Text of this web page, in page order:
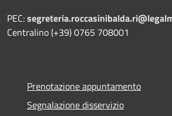
PEC:
Centralino (+39) 0765 708001
Prenotazione appuntamento
Segnalazione disservizio